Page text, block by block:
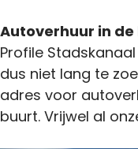
Autoverhuur in
Profile
dus niet lang te
adres voor
buurt. Vrijwel al